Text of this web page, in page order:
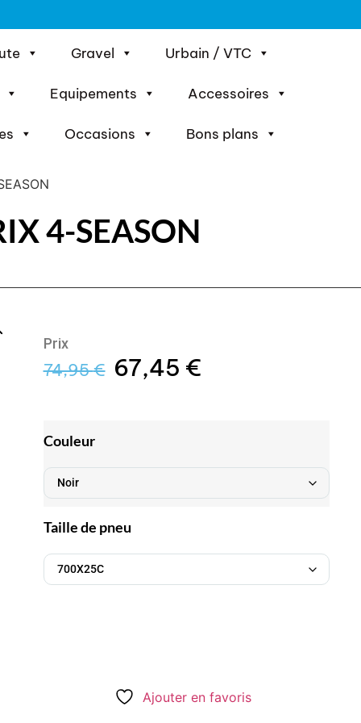
Gravel Urbain / VTC
Equipements Accessoires
Occasions Bons plans
4-SEASON
Prix
74,95€ 67,45 €
Couleur
Taille de pneu
Ajouter en favoris